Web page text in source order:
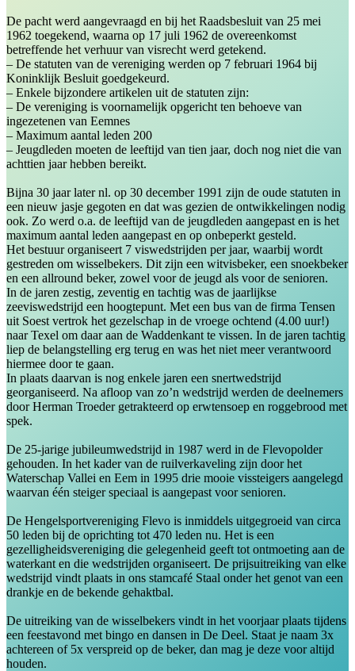
De pacht werd aangevraagd en bij het Raadsbesluit van 25 mei
1962 toegekend, waarna op 17 juli 1962 de overeenkomst
betreffende het verhuur van visrecht werd getekend.
– De statuten van de vereniging werden op 7 februari 1964 bij
Koninklijk Besluit goedgekeurd.
– Enkele bijzondere artikelen uit de statuten zijn:
– De vereniging is voornamelijk opgericht ten behoeve van
ingezetenen van Eemnes
– Maximum aantal leden 200
– Jeugdleden moeten de leeftijd van tien jaar, doch nog niet die van
achttien jaar hebben bereikt.
Bijna 30 jaar later nl. op 30 december 1991 zijn de oude statuten in
een nieuw jasje gegoten en dat was gezien de ontwikkelingen nodig
ook. Zo werd o.a. de leeftijd van de jeugdleden aangepast en is het
maximum aantal leden aangepast en op onbeperkt gesteld.
Het bestuur organiseert 7 viswedstrijden per jaar, waarbij wordt
gestreden om wisselbekers. Dit zijn een witvisbeker, een snoekbeker
en een allround beker, zowel voor de jeugd als voor de senioren.
In de jaren zestig, zeventig en tachtig was de jaarlijkse
zeeviswedstrijd een hoogtepunt. Met een bus van de firma Tensen
uit Soest vertrok het gezelschap in de vroege ochtend (4.00 uur!)
naar Texel om daar aan de Waddenkant te vissen. In de jaren tachtig
liep de belangstelling erg terug en was het niet meer verantwoord
hiermee door te gaan.
In plaats daarvan is nog enkele jaren een snertwedstrijd
georganiseerd. Na afloop van zo’n wedstrijd werden de deelnemers
door Herman Troeder getrakteerd op erwtensoep en roggebrood met
spek.
De 25-jarige jubileumwedstrijd in 1987 werd in de Flevopolder
gehouden. In het kader van de ruilverkaveling zijn door het
Waterschap Vallei en Eem in 1995 drie mooie vissteigers aangelegd
waarvan één steiger speciaal is aangepast voor senioren.
De Hengelsportvereniging Flevo is inmiddels uitgegroeid van circa
50 leden bij de oprichting tot 470 leden nu. Het is een
gezelligheidsvereniging die gelegenheid geeft tot ontmoeting aan de
waterkant en die wedstrijden organiseert. De prijsuitreiking van elke
wedstrijd vindt plaats in ons stamcafé Staal onder het genot van een
drankje en de bekende gehaktbal.
De uitreiking van de wisselbekers vindt in het voorjaar plaats tijdens
een feestavond met bingo en dansen in De Deel. Staat je naam 3x
achtereen of 5x verspreid op de beker, dan mag je deze voor altijd
houden.